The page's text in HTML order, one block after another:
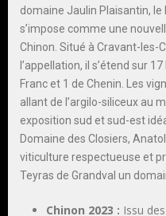
domaine Jaulin Plaisantin, le
s’impose comme une
Chinon. Situé à Cravant-les-
l’appellation, il s’étend sur
Franc et 1 de Chenin. Les
allant de l’argilo-siliceux au
exposition sud et sud-est
Domaine des Closiers,
viticulture respectueuse et
Teyras de Grandval un
Chinon 2023 : Issu